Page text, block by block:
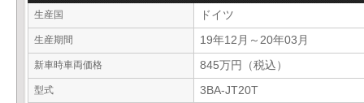
生産国 ドイツ
生産期間 19年12月～20年03月
新車時車両価格 845万円（税込）
型式 3BA-JT20T